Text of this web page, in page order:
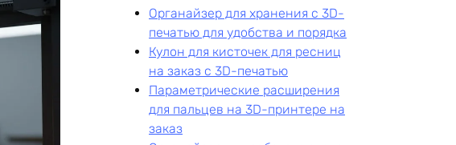
Органайзер для хранения с 3D-
печатью для удобства и порядка
Кулон для кисточек для ресниц
на заказ с 3D-печатью
Параметрические расширения
для пальцев на 3D-принтере на
заказ